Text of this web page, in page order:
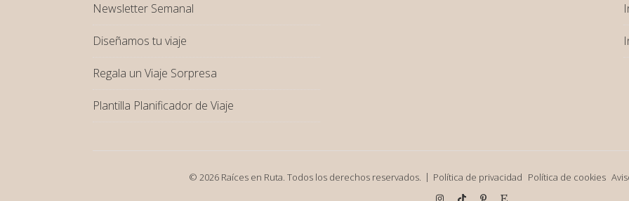
Newsletter Semanal
Diseñamos tu viaje
Regala un Viaje Sorpresa
Plantilla Planificador de Viaje
© 2026 Raíces en Ruta. Todos los derechos reservados. Política de privacidad Política de cookies